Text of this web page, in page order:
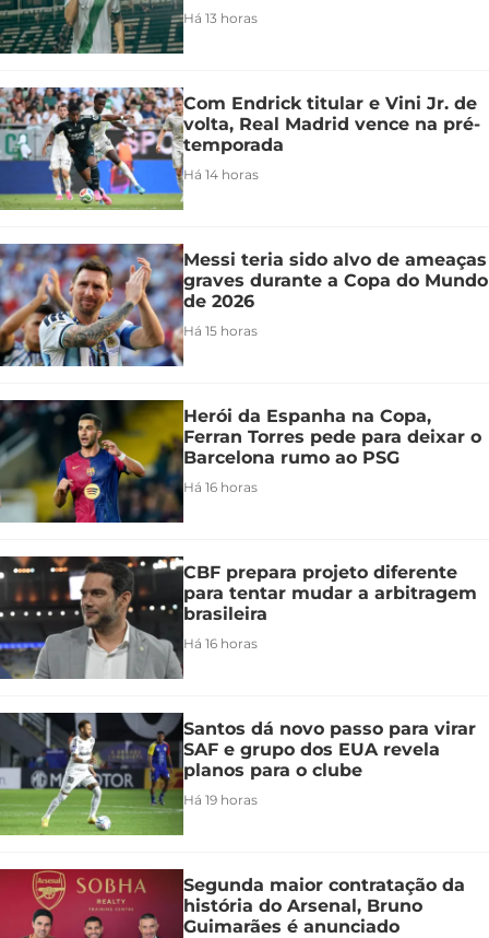
Há 13 horas
Com Endrick titular e Vini Jr. de
volta, Real Madrid vence na pré-
temporada
Há 14 horas
Messi teria sido alvo de ameaças
graves durante a Copa do Mundo
de 2026
Há 15 horas
Herói da Espanha na Copa,
Ferran Torres pede para deixar o
Barcelona rumo ao PSG
Há 16 horas
CBF prepara projeto diferente
para tentar mudar a arbitragem
brasileira
Há 16 horas
Santos dá novo passo para virar
SAF e grupo dos EUA revela
planos para o clube
Há 19 horas
Segunda maior contratação da
história do Arsenal, Bruno
Guimarães é anunciado